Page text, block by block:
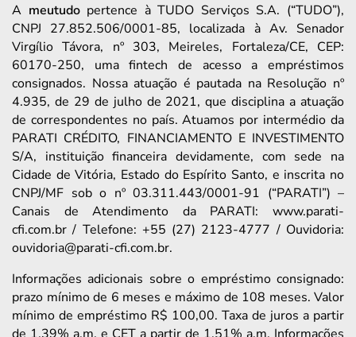
A meutudopertence à TUDO Serviços S.A. (“TUDO”),
CNPJ 27.852.506/0001-85, localizada à Av. Senador
Virgílio Távora, nº 303, Meireles, Fortaleza/CE, CEP:
60170-250, uma fintech de acesso a empréstimos
consignados. Nossa atuação é pautada na Resolução nº
4.935, de 29 de julho de 2021, que disciplina a atuação
de correspondentes no país. Atuamos por intermédio da
PARATI CRÉDITO, FINANCIAMENTO E INVESTIMENTO
S/A, instituição financeira devidamente, com sede na
Cidade de Vitória, Estado do Espírito Santo, e inscrita no
CNPJ/MF sob o nº 03.311.443/0001-91 (“PARATI”) –
Canais de Atendimento da PARATI: www.parati-
cfi.com.br / Telefone: +55 (27) 2123-4777 / Ouvidoria:
ouvidoria@parati-cfi.com.br.
Informações adicionais sobre o empréstimo consignado:
prazo mínimo de 6 meses e máximo de 108 meses. Valor
mínimo de empréstimo R$ 100,00. Taxa de juros a partir